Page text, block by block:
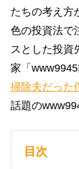
たちの考え方
色の投資法で
スとした投資
家「
掃除夫だった
話題の
目次